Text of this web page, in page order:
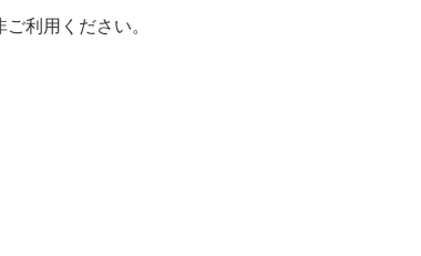
利用ください。